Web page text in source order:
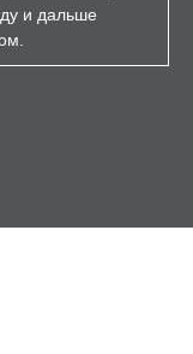
и дальше